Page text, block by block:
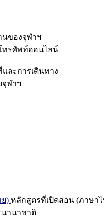
นของจุฬาฯ
ทรศัพท์ออนไลน์
และการเดินทาง
จุฬาฯ
) หลักสูตรที่เปิดสอน (ภาษาไ
านาชาติ